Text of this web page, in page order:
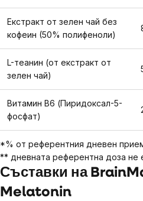
Екстракт от зелен чай без
кофеин (50% полифеноли)
L-теанин (от екстракт от
зелен чай)
Витамин B6 (Пиридоксал-5-
фосфат)
*% от референтния дневен
** дневната референтна доза не
Съставки на
Melatonin